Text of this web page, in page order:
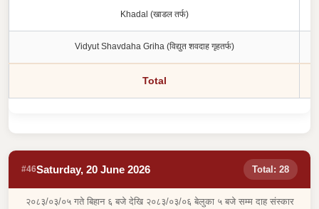
Khadal (खाडल तर्फ)
Vidyut Shavdaha Griha (विद्युत शवदाह गृहतर्फ)
Total
#46Saturday, 20 June 2026 Total: 28
२०८३/०३/०५ गते बिहान ६ बजे देखि २०८३/०३/०६ बेलुका ५ बजे सम्म दाह संस्कार